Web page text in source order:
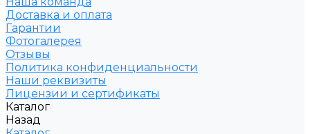
Доставка и оплата
Гарантии
Фотогалерея
Отзывы
Политика конфиденциальности
Наши реквизиты
Лицензии и сертификаты
Каталог
Назад